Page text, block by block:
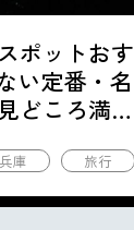
ポットおす
い定番・名
どころ満載
兵庫 旅行